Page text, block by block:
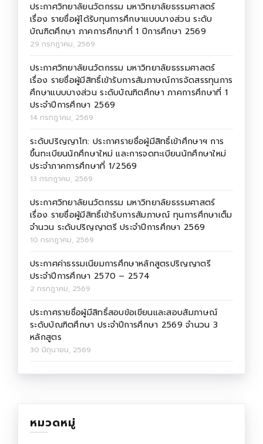
ประกาศวิทยาลัยนวัตกรรม มหาวิทยาลัยธรรมศาสตร์
เรื่อง รายชื่อผู้ได้รับทุนการศึกษาแบบบางส่วน ระดับ
บัณฑิตศึกษา ภาคการศึกษาที่ 1 ปีการศึกษา 2569
29 กรกฎาคม, 2569
ประกาศวิทยาลัยนวัตกรรม มหาวิทยาลัยธรรมศาสตร์
เรื่อง รายชื่อผู้มีสิทธิ์เข้ารับการสัมภาษณ์การจัดสรรทุนการ
ศึกษาแบบบางส่วน ระดับบัณฑิตศึกษา ภาคการศึกษาที่ 1
ประจำปีการศึกษา 2569
14 กรกฎาคม, 2569
ระดับปริญญาโท: ประกาศรายชื่อผู้มีสิทธิ์เข้าศึกษาฯ การ
ขึ้นทะเบียนนักศึกษาใหม่ และการจดทะเบียนนักศึกษาใหม่
ประจำภาคการศึกษาที่ 1/2569
13 กรกฎาคม, 2569
ประกาศวิทยาลัยนวัตกรรม มหาวิทยาลัยธรรมศาสตร์
เรื่อง รายชื่อผู้มีสิทธิ์เข้ารับการสัมภาษณ์ ทุนการศึกษาเต็ม
จำนวน ระดับปริญญาตรี ประจำปีการศึกษา 2569
10 กรกฎาคม, 2569
ประกาศค่าธรรมเนียมการศึกษาหลักสูตรปริญญาตรี
ประจำปีการศึกษา 2570 – 2574
2 กรกฎาคม, 2569
ประกาศรายชื่อผู้มีสิทธิ์สอบข้อเขียนและสอบสัมภาษณ์
ระดับบัณฑิตศึกษา ประจำปีการศึกษา 2569 จำนวน 3
หลักสูตร
30 มิถุนายน, 2569
หมวดหมู่